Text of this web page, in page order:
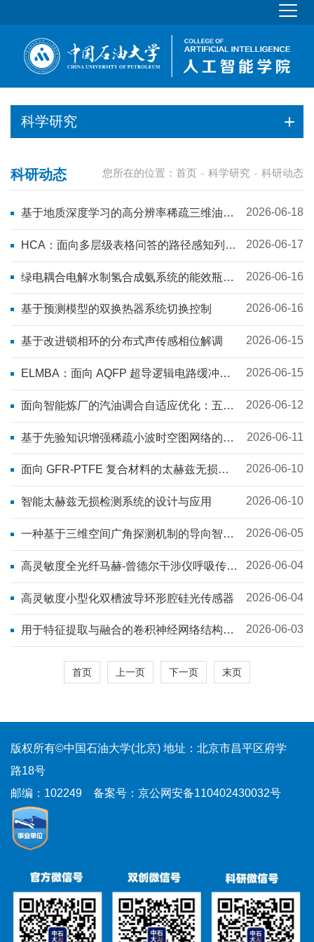
科学研究
您所在的位置： 首页 - 科学研究 - 科研动态
科研动态
基于地质深度学习的高分辨率稀疏三维油藏
建模
2026-06-18
HCA：面向多层级表格问答的路径感知列抽
象方法及泛化研究
2026-06-17
绿电耦合电解水制氢合成氨系统的能效瓶颈
识别
2026-06-16
基于预测模型的双换热器系统切换控制 2026-06-16
基于改进锁相环的分布式声传感相位解调 2026-06-15
ELMBA：面向 AQFP 超导逻辑电路缓冲器
与分路器插入的优化框架
2026-06-15
面向智能炼厂的汽油调合自适应优化：五维
数字孪生系统与动态闭环控制
2026-06-12
基于先验知识增强稀疏小波时空图网络的电
潜泵异常检测
2026-06-11
面向 GFR-PTFE 复合材料的太赫兹无损检
测与三维成像： 一种用于内部缺陷可视化的
双通道自监督信号重建框架
2026-06-10
智能太赫兹无损检测系统的设计与应用 2026-06-10
一种基于三维空间广角探测机制的导向智能
决策方法
2026-06-05
高灵敏度全光纤马赫-曾德尔干涉仪呼吸传感
系统用于高海拔地区健康检测
2026-06-04
高灵敏度小型化双槽波导环形腔硅光传感器 2026-06-04
用于特征提取与融合的卷积神经网络结构和
应用综述
2026-06-03
首页 上一页 下一页 末页
版权所有©中国石油大学(北京) 地址：北京市昌平区府学
路18号
邮编：102249
备案号：京公网安备110402430032号